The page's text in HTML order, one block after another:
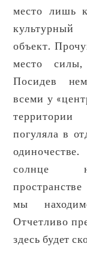
место лишь
объект.
место
Посидев
всеми у
погуляла в
солнце
мы
Отчетливо
здесь будет